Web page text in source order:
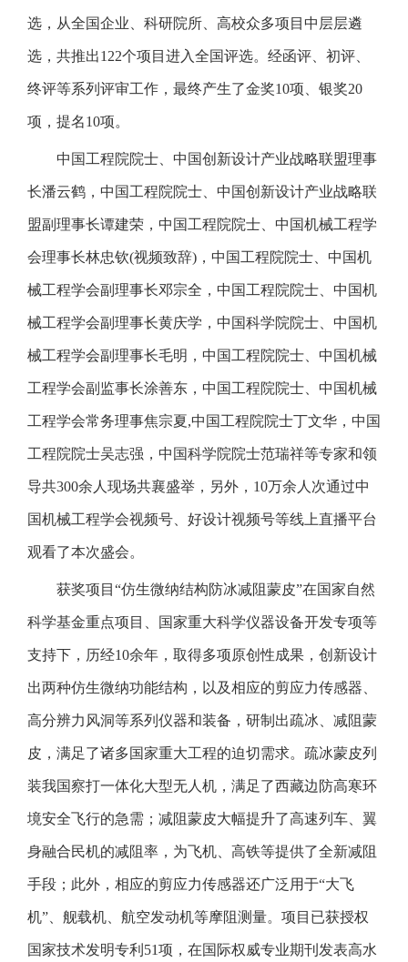
选，从全国企业、科研院所、高校众多项目中层层遴
选，共推出122个项目进入全国评选。经函评、初评、
终评等系列评审工作，最终产生了金奖10项、银奖20
项，提名10项。
中国工程院院士、中国创新设计产业战略联盟理事
长潘云鹤，中国工程院院士、中国创新设计产业战略联
盟副理事长谭建荣，中国工程院院士、中国机械工程学
会理事长林忠钦(视频致辞)，中国工程院院士、中国机
械工程学会副理事长邓宗全，中国工程院院士、中国机
械工程学会副理事长黄庆学，中国科学院院士、中国机
械工程学会副理事长毛明，中国工程院院士、中国机械
工程学会副监事长涂善东，中国工程院院士、中国机械
工程学会常务理事焦宗夏,中国工程院院士丁文华，中国
工程院院士吴志强，中国科学院院士范瑞祥等专家和领
导共300余人现场共襄盛举，另外，10万余人次通过中
国机械工程学会视频号、好设计视频号等线上直播平台
观看了本次盛会。
获奖项目“仿生微纳结构防冰减阻蒙皮”在国家自然
科学基金重点项目、国家重大科学仪器设备开发专项等
支持下，历经10余年，取得多项原创性成果，创新设计
出两种仿生微纳功能结构，以及相应的剪应力传感器、
高分辨力风洞等系列仪器和装备，研制出疏冰、减阻蒙
皮，满足了诸多国家重大工程的迫切需求。疏冰蒙皮列
装我国察打一体化大型无人机，满足了西藏边防高寒环
境安全飞行的急需；减阻蒙皮大幅提升了高速列车、翼
身融合民机的减阻率，为飞机、高铁等提供了全新减阻
手段；此外，相应的剪应力传感器还广泛用于“大飞
机”、舰载机、航空发动机等摩阻测量。项目已获授权
国家技术发明专利51项，在国际权威专业期刊发表高水